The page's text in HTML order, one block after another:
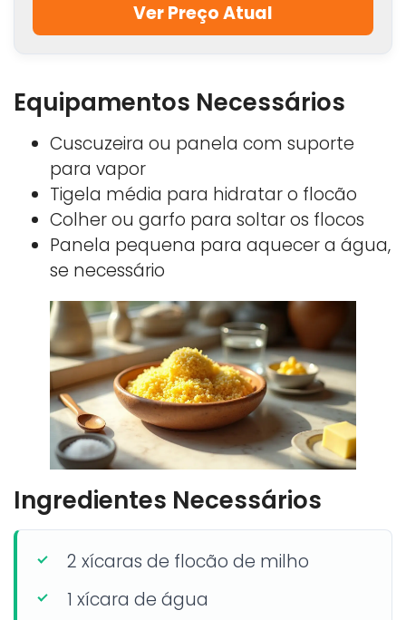
Ver Preço Atual
Equipamentos Necessários
Cuscuzeira ou panela com suporte
para vapor
Tigela média para hidratar o flocão
Colher ou garfo para soltar os flocos
Panela pequena para aquecer a água,
se necessário
Ingredientes Necessários
2 xícaras de flocão de milho
1 xícara de água